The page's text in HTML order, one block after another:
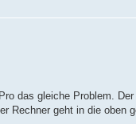
das gleiche Problem.
Rechner geht in die oben